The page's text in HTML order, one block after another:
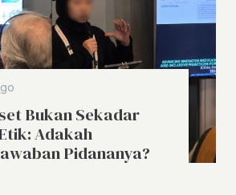
Bukan Sekadar
Adakah
Pidananya?